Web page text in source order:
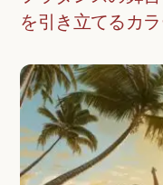
を引き立てるカ